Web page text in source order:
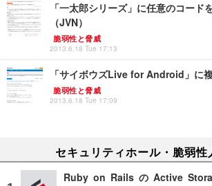
「一太郎シリーズ」に任意のコード
（JVN）
脆弱性と脅威
2013.6.18 Tue 17:13
「サイボウズLive for Android」に
脆弱性と脅威
2013.6.18 Tue 17:09
セキュリティホール・脆弱性
Ruby on Rails の Active